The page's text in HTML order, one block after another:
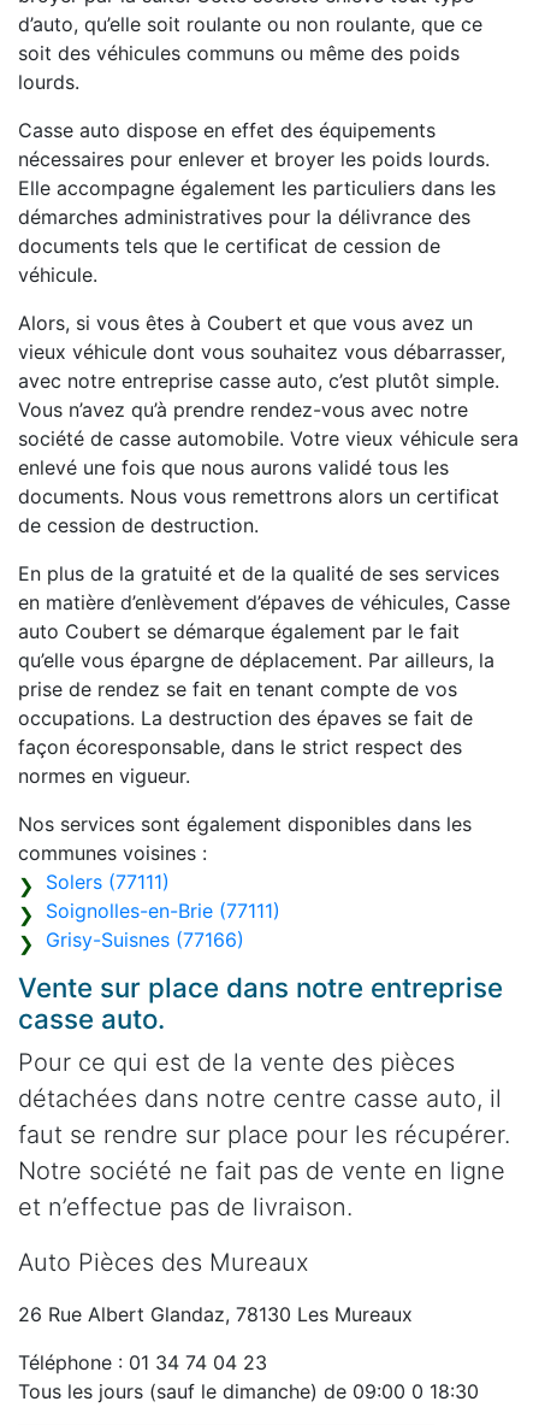
d’auto, qu’elle soit roulante ou non roulante, que ce
soit des véhicules communs ou même des poids
lourds.
Casse auto dispose en effet des équipements
nécessaires pour enlever et broyer les poids lourds.
Elle accompagne également les particuliers dans les
démarches administratives pour la délivrance des
documents tels que le certificat de cession de
véhicule.
Alors, si vous êtes à Coubert et que vous avez un
vieux véhicule dont vous souhaitez vous débarrasser,
avec notre entreprise casse auto, c’est plutôt simple.
Vous n’avez qu’à prendre rendez-vous avec notre
société de casse automobile. Votre vieux véhicule sera
enlevé une fois que nous aurons validé tous les
documents. Nous vous remettrons alors un certificat
de cession de destruction.
En plus de la gratuité et de la qualité de ses services
en matière d’enlèvement d’épaves de véhicules, Casse
auto Coubert se démarque également par le fait
qu’elle vous épargne de déplacement. Par ailleurs, la
prise de rendez se fait en tenant compte de vos
occupations. La destruction des épaves se fait de
façon écoresponsable, dans le strict respect des
normes en vigueur.
Nos services sont également disponibles dans les
communes voisines :
Solers (77111)
Soignolles-en-Brie (77111)
Grisy-Suisnes (77166)
Vente sur place dans notre entreprise
casse auto.
Pour ce qui est de la vente des pièces
détachées dans notre centre casse auto, il
faut se rendre sur place pour les récupérer.
Notre société ne fait pas de vente en ligne
et n’effectue pas de livraison.
Auto Pièces des Mureaux
26 Rue Albert Glandaz, 78130 Les Mureaux
Téléphone : 01 34 74 04 23
Tous les jours (sauf le dimanche) de 09:00 0 18:30